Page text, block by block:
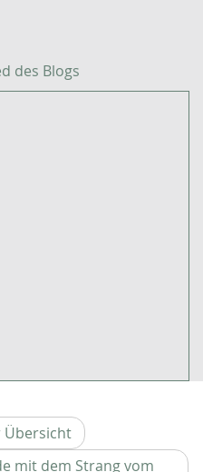
des Blogs
mit dem Strang vom
Übersicht